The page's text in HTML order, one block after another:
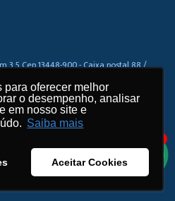
para oferecer melhor
o desempenho, analisar
em nosso site e
Saiba mais
Aceitar Cookies
para oferecer melhor
o desempenho, analisar
em nosso site e
Saiba mais
Aceitar Cookies
3,5 Cep 13448-900 - Caixa postal 88 /